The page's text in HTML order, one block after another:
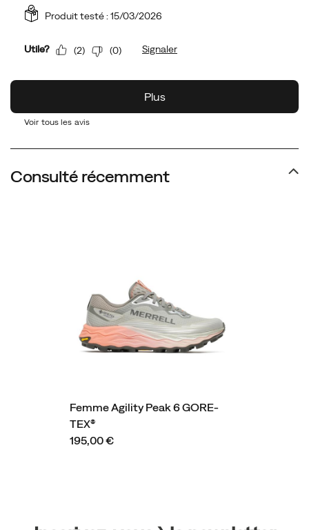
Voir tous les avis
Consulté récemment
Femme Agility Peak 6 GORE-
TEX®
195,00 €